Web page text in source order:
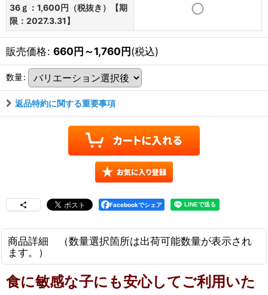
36ｇ：1,600円（税抜き）【期
限：2027.3.31】
販売価格: 660円～1,760円(税込)
数量:
返品特約に関する重要事項
Facebookでシェア
商品詳細 （数量選択箇所は出荷可能数量が表示され
ます。）
食に敏感な子にも安心してご利用いた